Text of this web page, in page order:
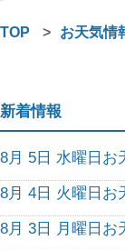
TOP > お天気情
新着情報
8月 5日 水曜日お
8月 4日 火曜日お
8月 3日 月曜日お